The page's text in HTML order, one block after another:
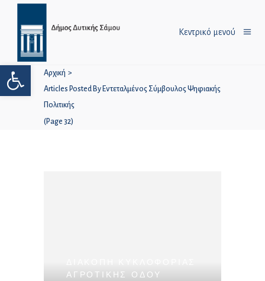
Ανοίξτε τη γραμμή εργαλείων
Κεντρικό μενού
Αρχική >
Articles Posted By Εντεταλμένος Σύμβουλος Ψηφιακής
Πολιτικής
(Page 32)
ΑΓΡΟΤΙΚΗΣ ΟΔΟΥ